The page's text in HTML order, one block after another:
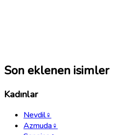
Son eklenen isimler
Kadınlar
Nevdil♀
Azmuda♀